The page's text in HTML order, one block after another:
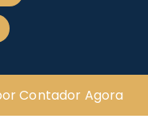
Contador Agora